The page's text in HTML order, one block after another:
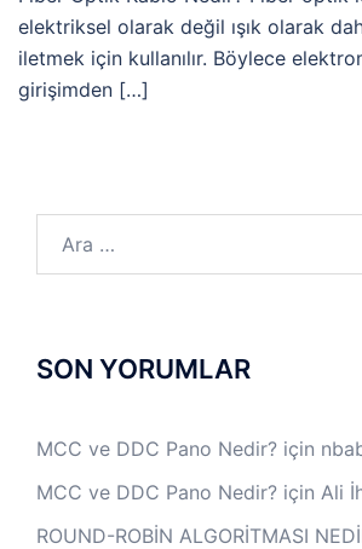
elektriksel olarak değil ışık olarak
iletmek için kullanılır. Böylece
girişimden […]
SON YORUMLAR
MCC ve DDC Pano Nedir? için
MCC ve DDC Pano Nedir? için Ali
ROUND-ROBİN ALGORİTMASI